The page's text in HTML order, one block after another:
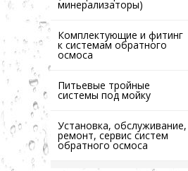
минерализаторы)
Комплектующие и фитинг
к системам обратного
осмоса
Питьевые тройные
системы под мойку
Установка, обслуживание,
ремонт, сервис систем
обратного осмоса